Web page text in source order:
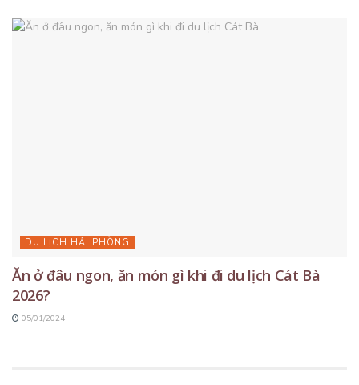
DU LỊCH HẢI PHÒNG
Ăn ở đâu ngon, ăn món gì khi đi du lịch Cát Bà
2026?
05/01/2024